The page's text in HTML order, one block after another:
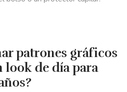
patrones gráficos
look de día para